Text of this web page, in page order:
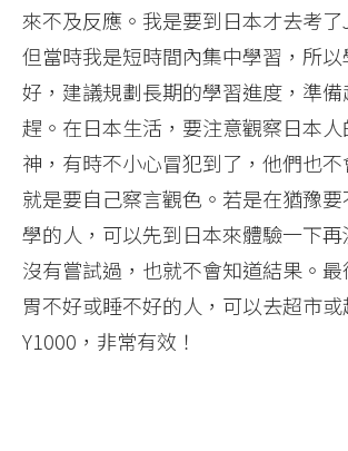
來不及反應。我是要到日本才去考了
但當時我是短時間內集中學習，所
好，建議規劃長期的學習進度，準
趕。在日本生活，要注意觀察日本
神，有時不小心冒犯到了，他們也
就是要自己察言觀色。若是在猶豫
學的人，可以先到日本來體驗一下再
沒有嘗試過，也就不會知道結果。
胃不好或睡不好的人，可以去超市或
Y1000，非常有效！